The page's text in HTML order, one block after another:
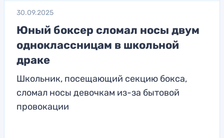
30.09.2025
Юный боксер сломал носы двум
одноклассницам в школьной
драке
Школьник, посещающий секцию бокса,
сломал носы девочкам из-за бытовой
провокации